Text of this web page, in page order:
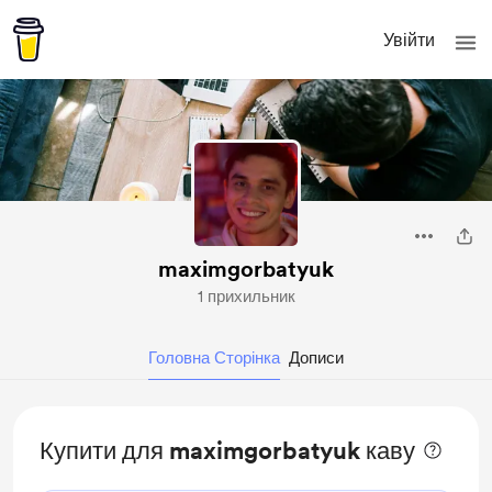
Увійти
maximgorbatyuk
1 прихильник
Головна Сторінка Дописи
Купити для maximgorbatyuk каву